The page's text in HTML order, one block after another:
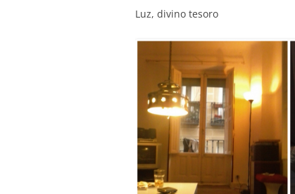
Luz, divino tesoro